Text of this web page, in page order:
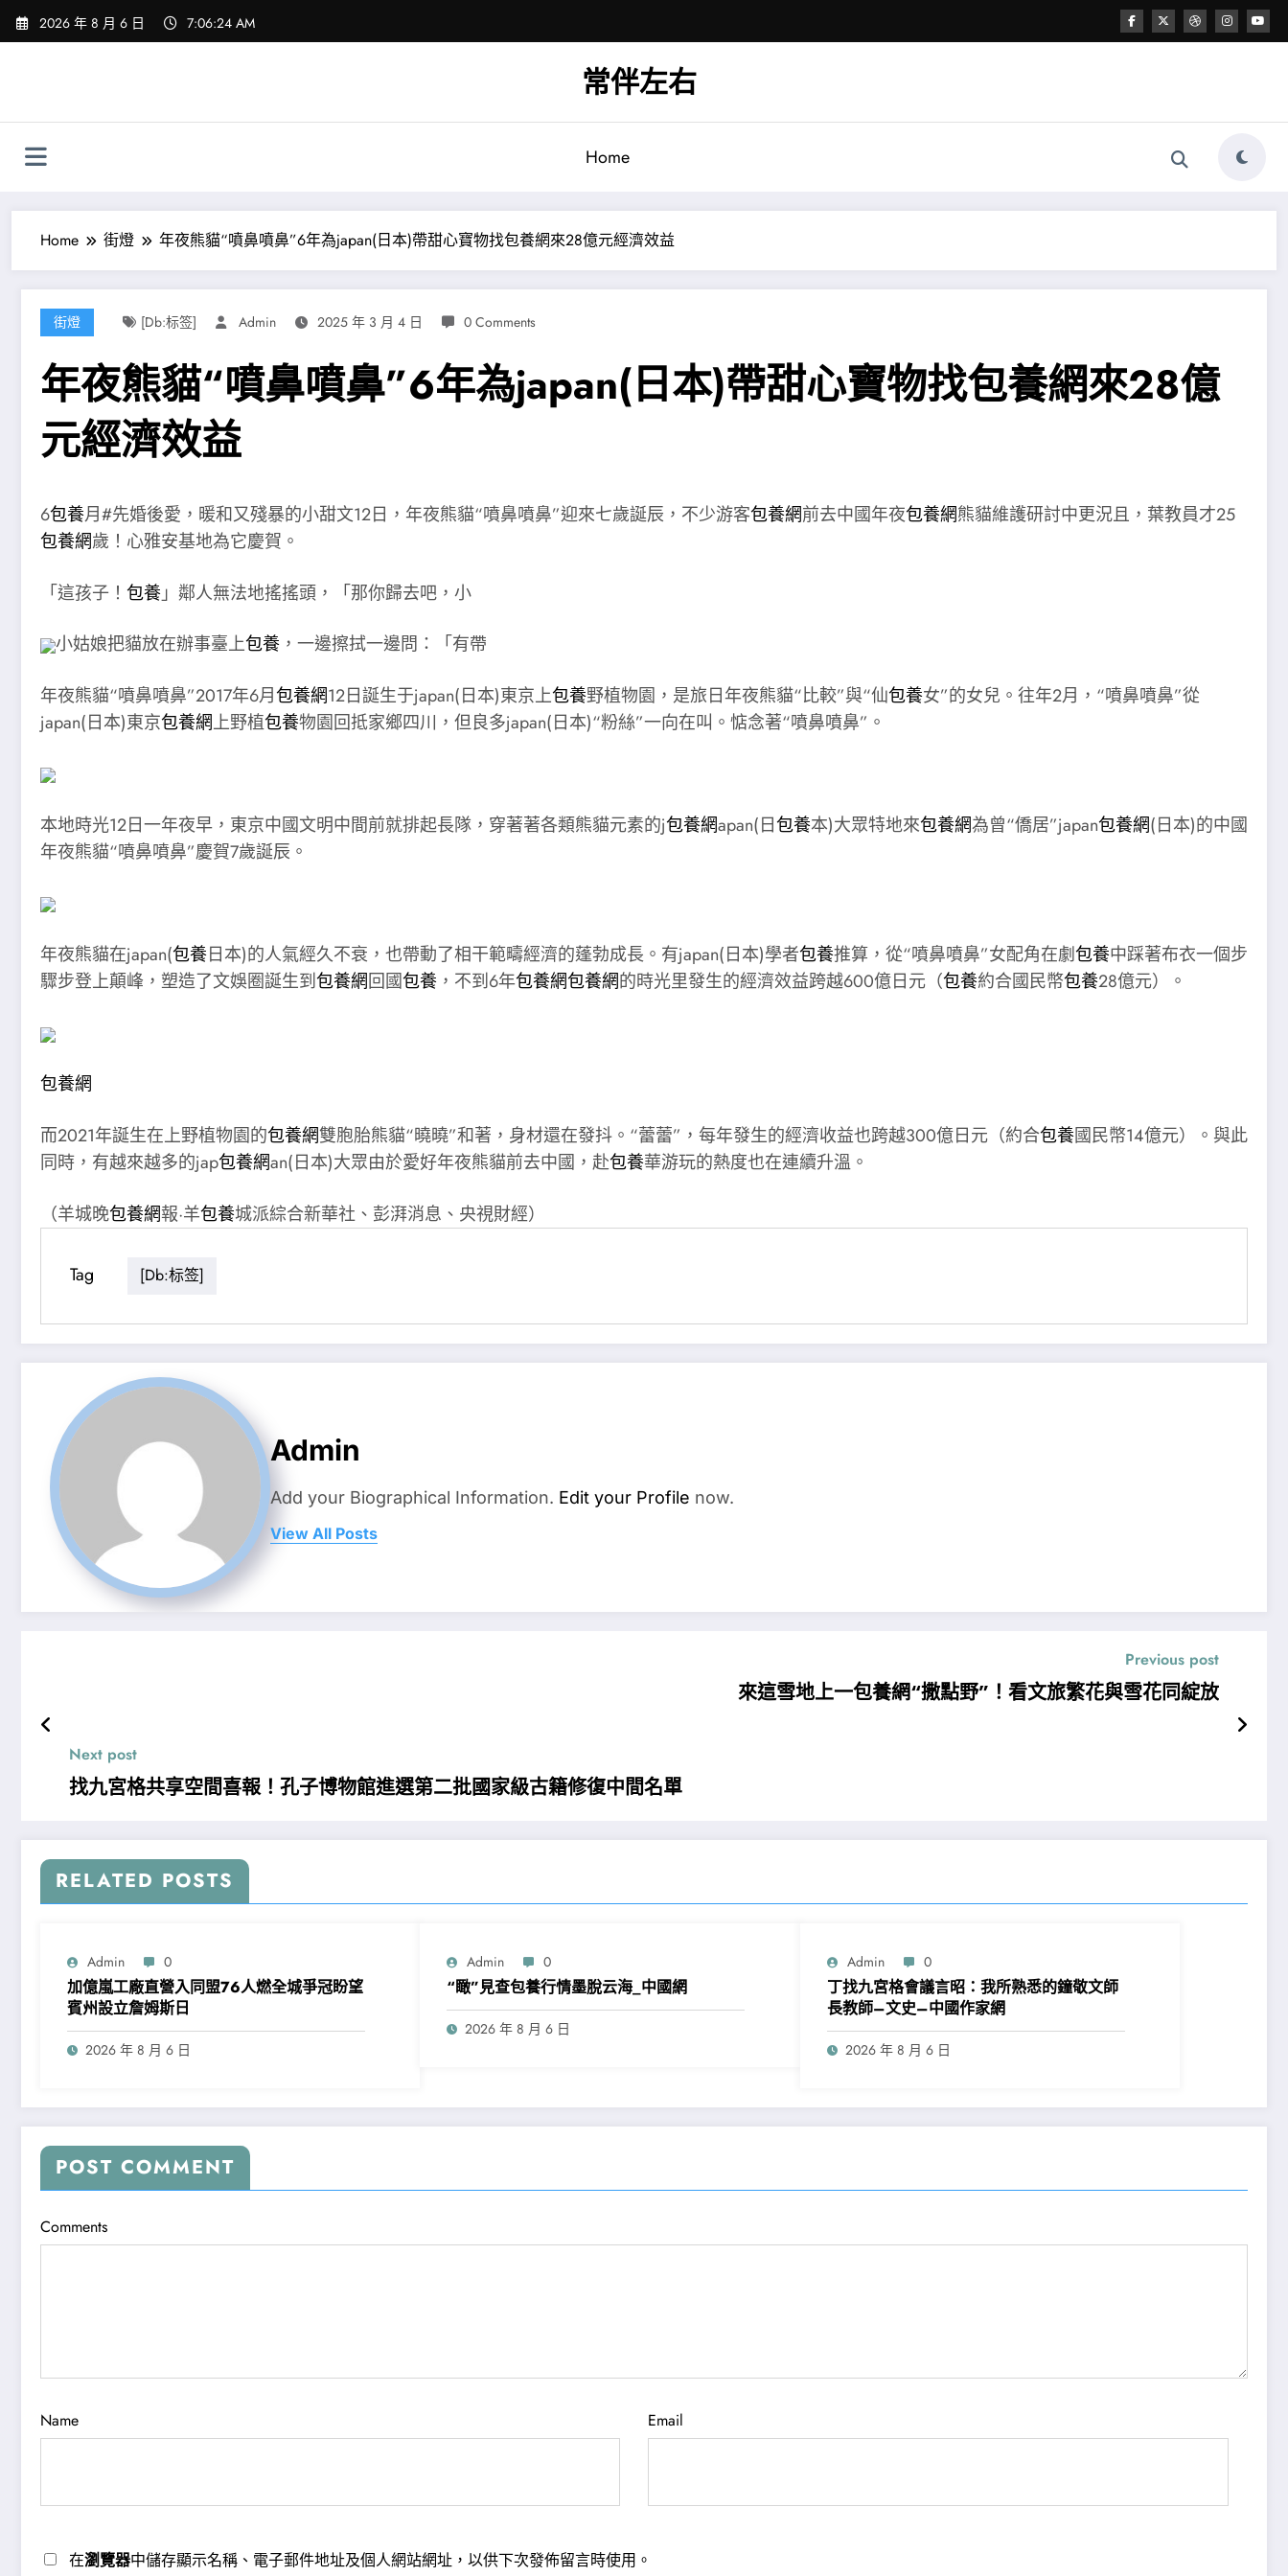
Skip
2026 年 8 月 6 日 7:06:25 AM
常伴左右
Home
Home 街燈 年夜熊貓“噴鼻噴鼻”6年為japan(日本)帶甜心寶物找包養網來28億元經濟效益
街燈 [db:标签] Admin 2025 年 3 月 4 日 0 Comments
年夜熊貓“噴鼻噴鼻”6年為japan(日本)帶甜心寶物找包養網來28億
元經濟效益
6包養月#先婚後愛，暖和又殘暴的小甜文12日，年夜熊貓“噴鼻噴鼻”迎來七歲誕辰，不少游客包養網前去中國年夜包養網熊貓維護研討中更況且，葉教員才25
包養網歲！心雅安基地為它慶賀。
「這孩子！ 包養」鄰人無法地搖搖頭，「那你歸去吧，小
小姑娘把貓放在辦事臺上包養 ，一邊擦拭一邊問：「有帶
年夜熊貓“噴鼻噴鼻”2017年6月包養網12日誕生于japan(日本)東京上包養野植物園，是旅日年夜熊貓“比較”與“仙包養女”的女兒。往年2月，“噴鼻噴鼻”從
japan(日本)東京包養網上野植包養物園回抵家鄉四川，但良多japan(日本)“粉絲”一向在叫。惦念著“噴鼻噴鼻”。
本地時光12日一年夜早，東京中國文明中間前就排起長隊，穿著著各類熊貓元素的j包養網apan(日包養本)大眾特地來包養網為曾“僑居”japan包養網(日本)的中國
年夜熊貓“噴鼻噴鼻”慶賀7歲誕辰。
年夜熊貓在japan(包養日本)的人氣經久不衰，也帶動了相干範疇經濟的蓬勃成長。有japan(日本)學者包養推算，從“噴鼻噴鼻”女配角在劇包養中踩著布衣一個步
驟步登上顛峰，塑造了文娛圈誕生到包養網回國包養 ，不到6年包養網包養網的時光里發生的經濟效益跨越600億日元（包養約合國民幣包養28億元）。
包養網
而2021年誕生在上野植物園的包養網雙胞胎熊貓“曉曉”和著，身材還在發抖。“蕾蕾”，每年發生的經濟收益也跨越300億日元（約合包養國民幣14億元）。與此
同時，有越來越多的jap包養網an(日本)大眾由於愛好年夜熊貓前去中國，赴包養華游玩的熱度也在連續升溫。
（羊城晚包養網報·羊包養城派綜合新華社、彭湃消息、央視財經）
Tag [db:标签]
Admin
Add your Biographical Information. Edit your Profile now.
View All Posts
Previous post
來這雪地上一包養網“撒點野”！看文旅繁花與雪花同綻放
Next post
找九宮格共享空間喜報！孔子博物館進選第二批國家級古籍修復中間名單
RELATED POSTS
Admin 0
加億嵐工廠直營入同盟76人燃全城爭冠盼望
賓州設立詹姆斯日
2026 年 8 月 6 日
Admin 0
“瞰”見查包養行情墨脫云海_中國網
2026 年 8 月 6 日
Admin 0
丁找九宮格會議言昭：我所熟悉的鐘敬文師
長教師–文史–中國作家網
2026 年 8 月 6 日
POST COMMENT
Comments
Name Email
在瀏覽器中儲存顯示名稱、電子郵件地址及個人網站網址，以供下次發佈留言時使用。